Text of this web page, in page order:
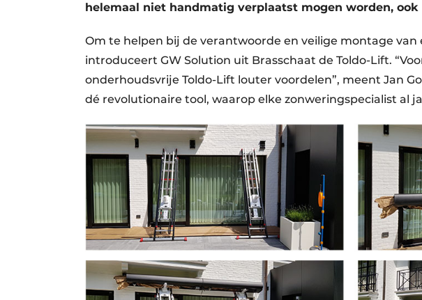
helemaal niet handmatig verplaatst mogen worden,
Om te helpen bij de verantwoorde en veilige montage van
introduceert GW Solution uit Brasschaat de Toldo-Lift.
onderhoudsvrije Toldo-Lift louter voordelen”, meent Jan
dé revolutionaire tool, waarop elke zonweringspecialist al